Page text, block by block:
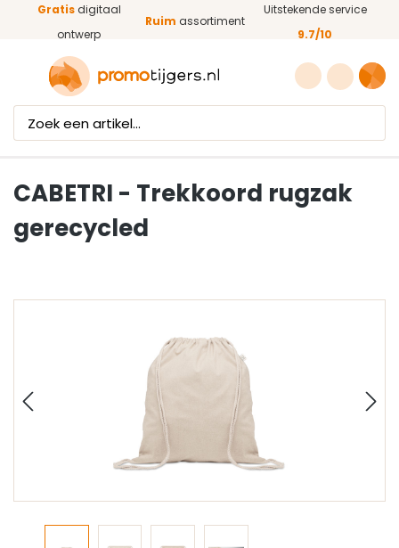
Ga naar de hoofdinhoud
Gratisdigitaal
ontwerp
Ruim assortiment
Uitstekende service
9.7/10
CABETRI - Trekkoord rugzak
gerecycled